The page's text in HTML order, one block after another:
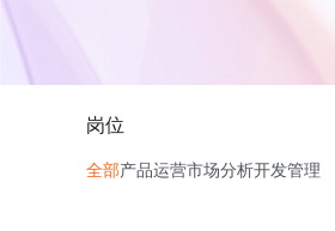
岗位
全部产品运营市场分析开发管理